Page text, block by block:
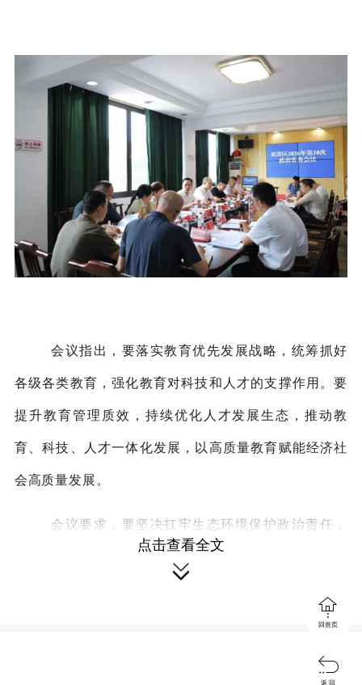
会议指出，要落实教育优先发展战略，统筹抓好
各级各类教育，强化教育对科技和人才的支撑作用。要
提升教育管理质效，持续优化人才发展生态，推动教
育、科技、人才一体化发展，以高质量教育赋能经济社
会高质量发展。
会议要求，要坚决扛牢生态环境保护政治责任，
紧盯督察整改，闭环管理、逐项销号，加快推进“夏季攻
动产业升级改造，抓好企业精准治污、扬尘和移动源污
染治理，加快推动环境质量显著提升。要压实各方责
点击查看全文


回首页

返 回